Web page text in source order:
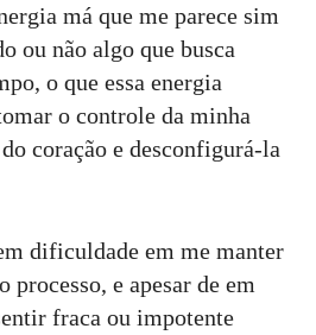
má que me parece sim
ou não algo que busca
o que essa energia
o controle da minha
coração e desconfigurá-la
dificuldade em me manter
processo, e apesar de em
fraca ou impotente